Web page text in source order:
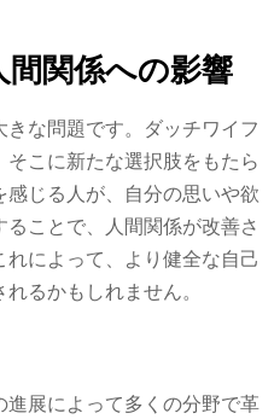
関係への影響
な問題です。ダッチワイフ
こに新たな選択肢をもたら
じる人が、自分の思いや欲
ことで、人間関係が改善さ
によって、より健全な自己
るかもしれません。
展によって多くの分野で革